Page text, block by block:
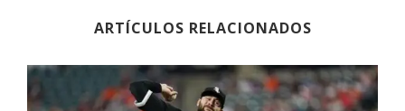
ARTÍCULOS RELACIONADOS